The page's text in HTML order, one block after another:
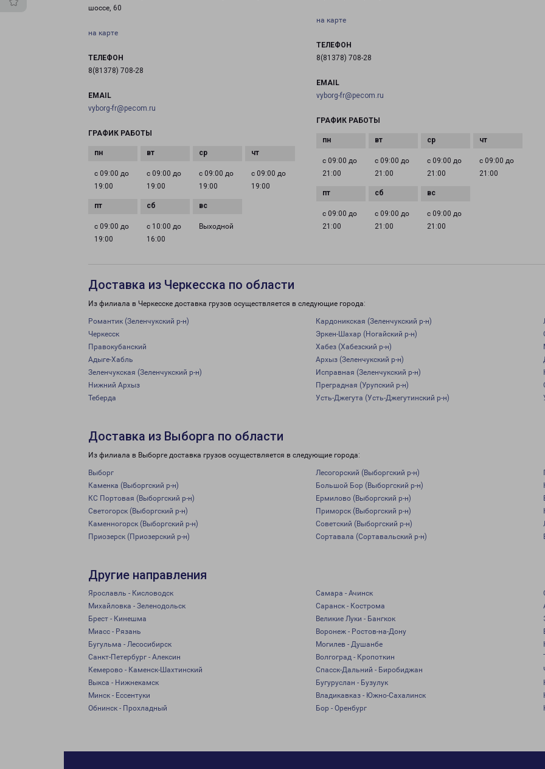
шоссе, 60
на карте
ТЕЛЕФОН
8(81378) 708-28
EMAIL
vyborg-fr@pecom.ru
ГРАФИК РАБОТЫ
с 09:00 до
19:00
с 09:00 до
19:00
с 09:00 до
19:00
с 09:00 до
19:00
с 09:00 до
19:00
с 10:00 до
16:00
Выходной
на карте
ТЕЛЕФОН
8(81378) 708-28
EMAIL
vyborg-fr@pecom.ru
ГРАФИК РАБОТЫ
с 09:00 до
21:00
с 09:00 до
21:00
с 09:00 до
21:00
с 09:00 до
21:00
с 09:00 до
21:00
с 09:00 до
21:00
с 09:00 до
21:00
Доставка из Черкесска по области
Из филиала в Черкесске доставка грузов осуществляется в следующие города:
Романтик (Зеленчукский р-н) Кардоникская (Зеленчукский р-н)
Черкесск
Эркен-Шахар (Ногайский р-н)
Правокубанский
Хабез (Хабезский р-н)
Адыге-Хабль
Архыз (Зеленчукский р-н)
Зеленчукская (Зеленчукский р-н)
Исправная (Зеленчукский р-н)
Нижний Архыз
Преградная (Урупский р-н)
Теберда
Усть-Джегута (Усть-Джегутинский р-н)
Доставка из Выборга по области
Из филиала в Выборге доставка грузов осуществляется в следующие города:
Выборг Лесогорский (Выборгский р-н)
Каменка (Выборгский р-н)
Большой Бор (Выборгский р-н)
КС Портовая (Выборгский р-н)
Ермилово (Выборгский р-н)
Светогорск (Выборгский р-н)
Приморск (Выборгский р-н)
Каменногорск (Выборгский р-н)
Советский (Выборгский р-н)
Приозерск (Приозерский р-н)
Сортавала (Сортавальский р-н)
Другие направления
Ярославль - Кисловодск Самара - Ачинск
Михайловка - Зеленодольск
Саранск - Кострома
Брест - Кинешма
Великие Луки - Бангкок
Миасс - Рязань
Воронеж - Ростов-на-Дону
Бугульма - Лесосибирск
Могилев - Душанбе
Санкт-Петербург - Алексин
Волгоград - Кропоткин
Кемерово - Каменск-Шахтинский
Спасск-Дальний - Биробиджан
Выкса - Нижнекамск
Бугуруслан - Бузулук
Минск - Ессентуки
Владикавказ - Южно-Сахалинск
Обнинск - Прохладный
Бор - Оренбург